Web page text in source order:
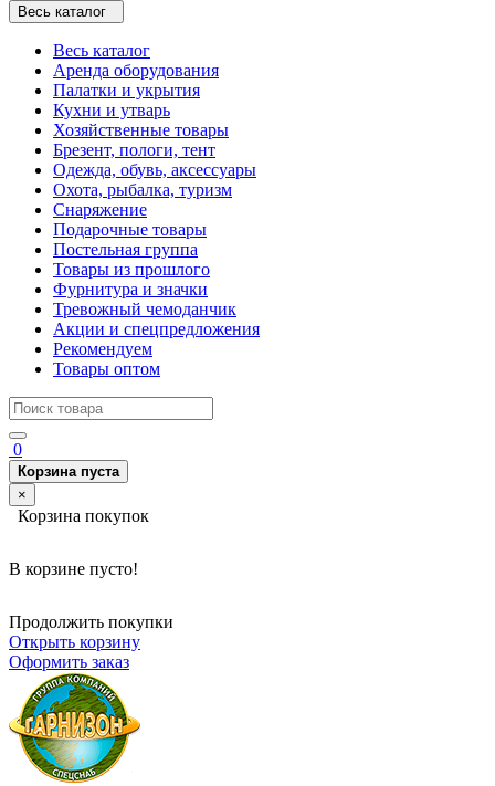
Весь каталог
Весь каталог
Аренда оборудования
Палатки и укрытия
Кухни и утварь
Хозяйственные товары
Брезент, пологи, тент
Одежда, обувь, аксессуары
Охота, рыбалка, туризм
Снаряжение
Подарочные товары
Постельная группа
Товары из прошлого
Фурнитура и значки
Тревожный чемоданчик
Акции и спецпредложения
Рекомендуем
Товары оптом
0
Корзина пуста
×
Корзина покупок
В корзине пусто!
Продолжить покупки
Открыть корзину
Оформить заказ